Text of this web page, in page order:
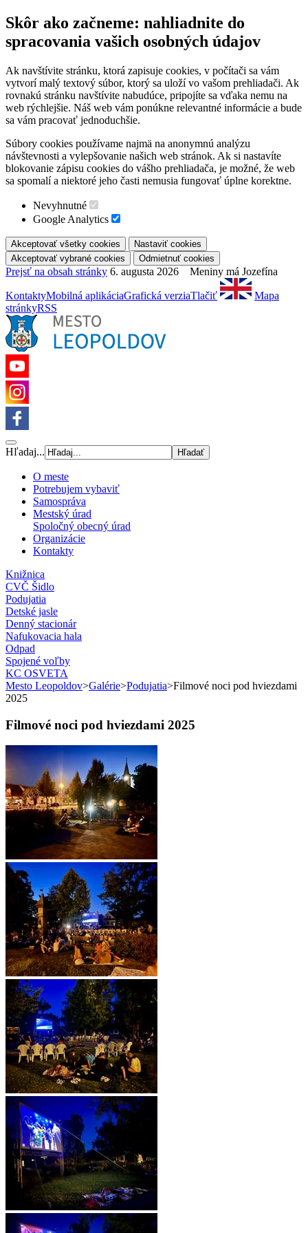
Skôr ako začneme: nahliadnite do
spracovania vašich osobných údajov
Ak navštívite stránku, ktorá zapisuje cookies, v počítači sa vám
vytvorí malý textový súbor, ktorý sa uloží vo vašom prehliadači. Ak
rovnakú stránku navštívite nabudúce, pripojíte sa vďaka nemu na
web rýchlejšie. Náš web vám ponúkne relevantné informácie a bude
sa vám pracovať jednoduchšie.
Súbory cookies používame najmä na anonymnú analýzu
návštevnosti a vylepšovanie našich web stránok. Ak si nastavíte
blokovanie zápisu cookies do vášho prehliadača, je možné, že web
sa spomalí a niektoré jeho časti nemusia fungovať úplne korektne.
Nevyhnutné
Google Analytics
Prejsť na obsah stránky 6. augusta 2026 Meniny má Jozefína
KontaktyMobilná aplikáciaGrafická verziaTlačiť
Mapa
stránkyRSS
Hľadaj...
O meste
Potrebujem vybaviť
Samospráva
Mestský úrad
Spoločný obecný úrad
Organizácie
Kontakty
Knižnica
CVČ Šidlo
Podujatia
Detské jasle
Denný stacionár
Nafukovacia hala
Odpad
Spojené voľby
KC OSVETA
Mesto Leopoldov>Galérie>Podujatia>Filmové noci pod hviezdami
2025
Filmové noci pod hviezdami 2025